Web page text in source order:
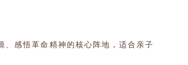
感悟革命精神的核心阵地，适合亲子